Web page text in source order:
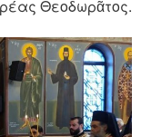
Θεοδωρᾶτος.